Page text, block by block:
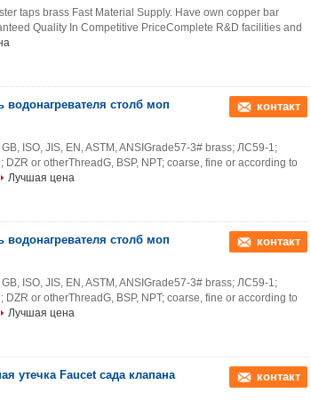
taps brass Fast Material Supply. Have own copper bar
Quality In Competitive PriceComplete R&D facilities and
столб моп
контакт
ISO, JIS, EN, ASTM, ANSIGrade57-3# brass; ЛС59-1;
or otherThreadG, BSP, NPT; coarse, fine or according to
Лучшая цена
столб моп
контакт
ISO, JIS, EN, ASTM, ANSIGrade57-3# brass; ЛС59-1;
or otherThreadG, BSP, NPT; coarse, fine or according to
Лучшая цена
утечка Faucet сада клапана
контакт